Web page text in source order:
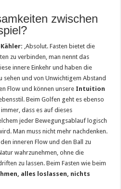
zwischen
‚Absolut. Fasten bietet die
zu verbinden, man nennt das
innere Einkehr und haben die
sehen und von Unwichtigem Abstand
Flow und können unsere Intuition
Beim Golfen geht es ebenso
dass es auf dieses
jeder Bewegungsablauf logisch
Man muss nicht mehr nachdenken.
inneren Flow und den Ball zu
wahrzunehmen, ohne die
zu lassen. Beim Fasten wie beim
alles loslassen, nichts